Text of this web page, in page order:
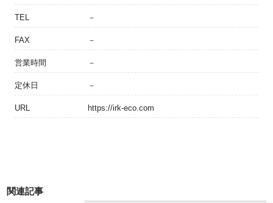
TEL －
FAX －
営業時間 －
定休日 －
URL https://irk-eco.com
関連記事